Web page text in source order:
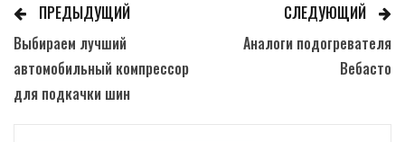
ПРЕДЫДУЩИЙ
Выбираем лучший
автомобильный компрессор
для подкачки шин
СЛЕДУЮЩИЙ
Аналоги подогревателя
Вебасто